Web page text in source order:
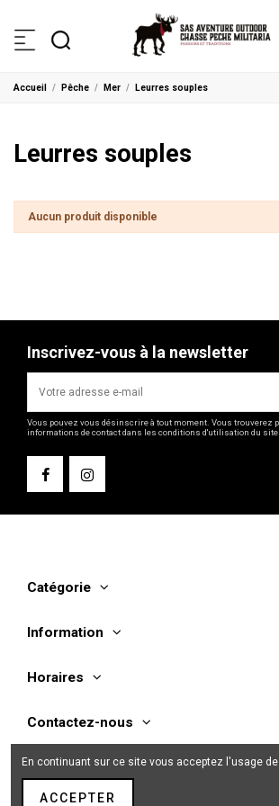
Accueil Pêche Mer Leurres souples
Leurres souples
Aucun produit disponible
Inscrivez-vous à la newsletter
Vous pouvez vous désinscrire à tout moment. Vous trouverez
informations de contact dans les conditions d'utilisation du site.
Catégorie
Information
Horaires
Contactez-nous
En continuant sur ce site vous acceptez l'usage
ACCEPTER